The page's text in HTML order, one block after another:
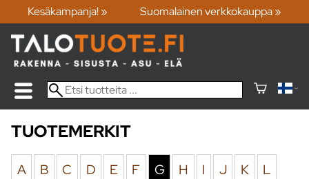
Kesäkampanja! » Suomalainen verkkokauppa »
TUOTEMERKIT
A B C D E F G H I J K
L